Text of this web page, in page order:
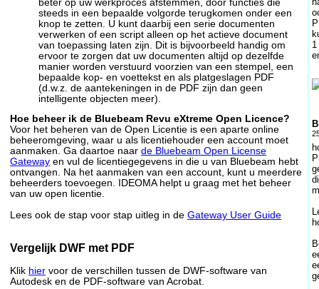
beter op uw werkproces afstemmen, door functies die
steeds in een bepaalde volgorde terugkomen onder een
knop te zetten. U kunt daarbij een serie documenten
verwerken of een script alleen op het actieve document
van toepassing laten zijn. Dit is bijvoorbeeld handig om
ervoor te zorgen dat uw documenten altijd op dezelfde
manier worden verstuurd voorzien van een stempel, een
bepaalde kop- en voettekst en als platgeslagen PDF
(d.w.z. de aantekeningen in de PDF zijn dan geen
intelligente objecten meer).
Hoe beheer ik de Bluebeam Revu eXtreme Open Licence?
Voor het beheren van de Open Licentie is een aparte online
beheeromgeving, waar u als licentiehouder een account moet
aanmaken. Ga daartoe naar de Bluebeam Open License
Gateway en vul de licentiegegevens in die u van Bluebeam hebt
ontvangen. Na het aanmaken van een account, kunt u meerdere
beheerders toevoegen. IDEOMA helpt u graag met het beheer
van uw open licentie.
Lees ook de stap voor stap uitleg in de Gateway User Guide
Vergelijk DWF met PDF
Klik hier voor de verschillen tussen de DWF-software van
Autodesk en de PDF-software van Acrobat.